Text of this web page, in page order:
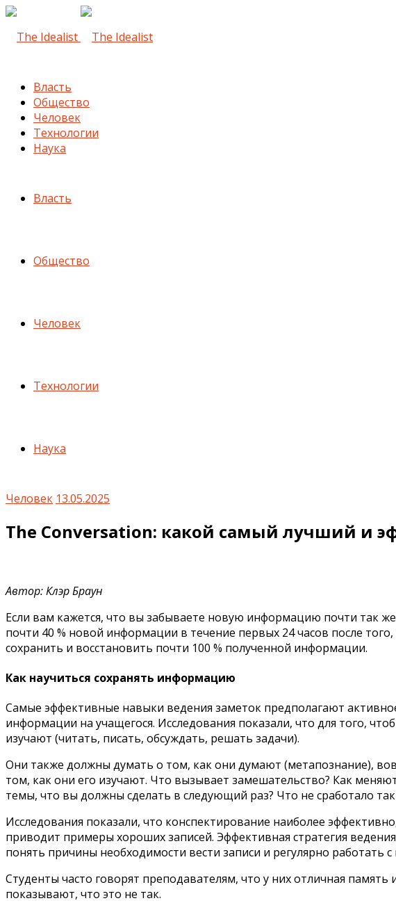
Власть
Общество
Человек
Технологии
Наука
Власть
Общество
Человек
Технологии
Наука
Человек 13.05.2025
The Conversation: какой самый лучший и
Автор: Клэр Браун
Если вам кажется, что вы забываете новую информацию почти так
почти 40 % новой информации в течение первых 24 часов после
сохранить и восстановить почти 100 % полученной информации.
Как научиться сохранять информацию
Самые эффективные навыки ведения заметок предполагают
информации на учащегося. Исследования показали, что для того,
изучают (читать, писать, обсуждать, решать задачи).
Они также должны думать о том, как они думают (метапознание),
том, как они его изучают. Что вызывает замешательство? Как
темы, что вы должны сделать в следующий раз? Что не сработало
Исследования показали, что конспектирование наиболее
приводит примеры хороших записей. Эффективная стратегия
понять причины необходимости вести записи и регулярно работать
Студенты часто говорят преподавателям, что у них отличная
показывают, что это не так.